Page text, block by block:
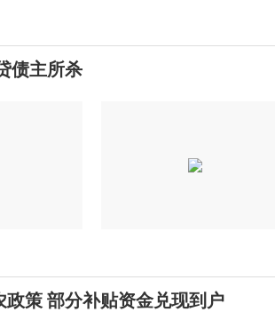
债主所杀
策 部分补贴资金兑现到户